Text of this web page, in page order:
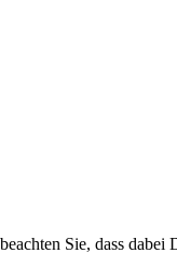
Sie, dass dabei